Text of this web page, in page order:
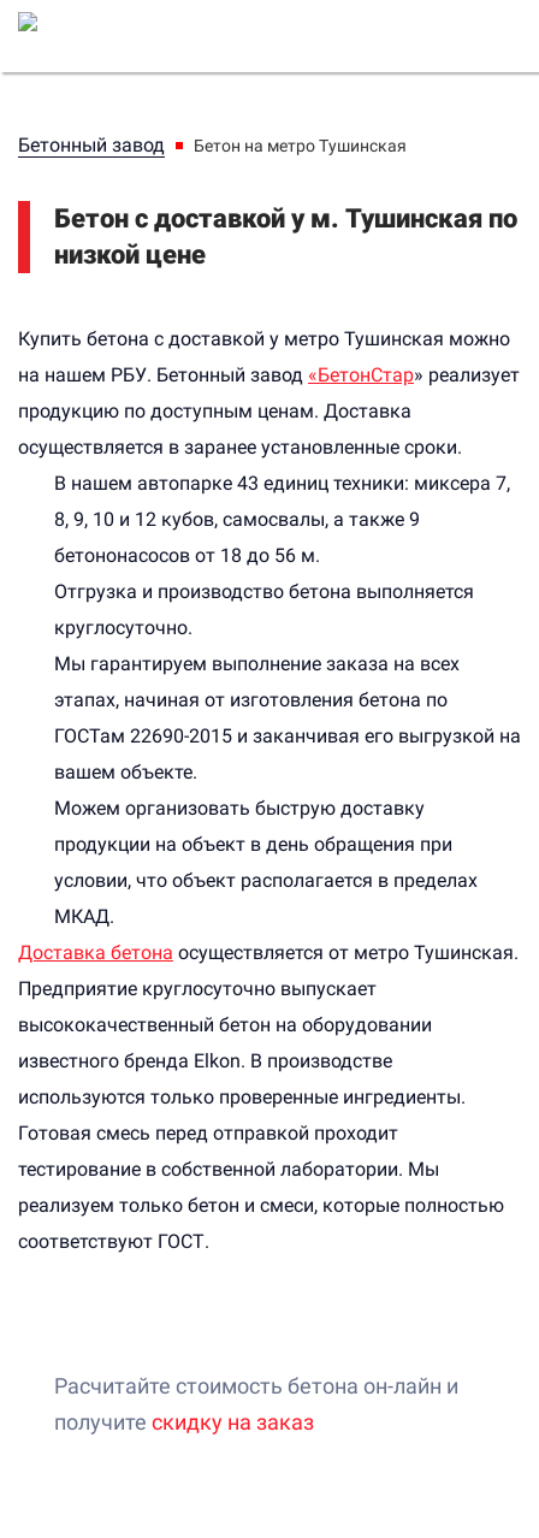
Бетонный завод Бетон на метро Тушинская
Бетон с доставкой у м. Тушинская по
низкой цене
Купить бетона с доставкой у метро Тушинская можно
на нашем РБУ. Бетонный завод «БетонСтар» реализует
продукцию по доступным ценам. Доставка
осуществляется в заранее установленные сроки.
В нашем автопарке 43 единиц техники: миксера 7,
8, 9, 10 и 12 кубов, самосвалы, а также 9
бетононасосов от 18 до 56 м.
Отгрузка и производство бетона выполняется
круглосуточно.
Мы гарантируем выполнение заказа на всех
этапах, начиная от изготовления бетона по
ГОСТам 22690-2015 и заканчивая его выгрузкой на
вашем объекте.
Можем организовать быструю доставку
продукции на объект в день обращения при
условии, что объект располагается в пределах
МКАД.
Доставка бетона осуществляется от метро Тушинская.
Предприятие круглосуточно выпускает
высококачественный бетон на оборудовании
известного бренда Elkon. В производстве
используются только проверенные ингредиенты.
Готовая смесь перед отправкой проходит
тестирование в собственной лаборатории. Мы
реализуем только бетон и смеси, которые полностью
соответствуют ГОСТ.
Расчитайте стоимость бетона он-лайн и
получите скидку на заказ